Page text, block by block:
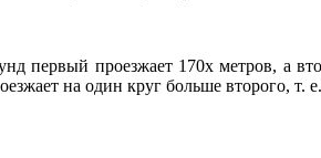
первый проезжает 170x метров, а
на один круг больше второго, т. е.